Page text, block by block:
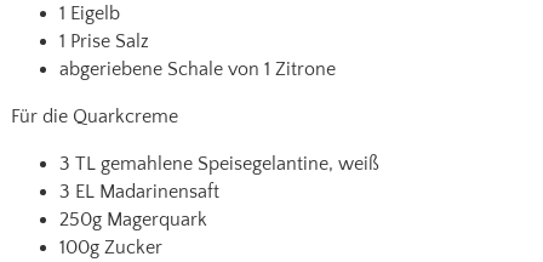
1 Eigelb
1 Prise Salz
abgeriebene Schale von 1 Zitrone
Für die Quarkcreme
3 TL gemahlene Speisegelantine, weiß
3 EL Madarinensaft
250g Magerquark
100g Zucker